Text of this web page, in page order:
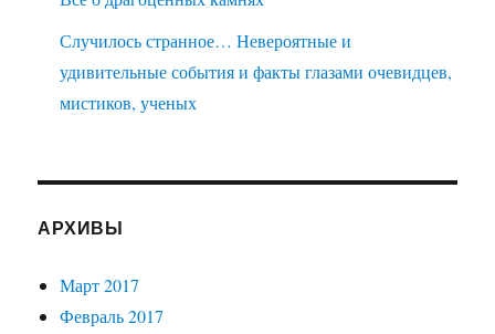
Случилось странное… Невероятные и
удивительные события и факты глазами очевидцев,
мистиков, ученых
АРХИВЫ
Март 2017
Февраль 2017